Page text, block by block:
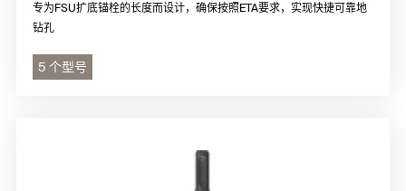
专为FSU扩底锚栓的长度而设计，确保按照ETA要求，实现快捷可靠地
钻孔
5 个型号